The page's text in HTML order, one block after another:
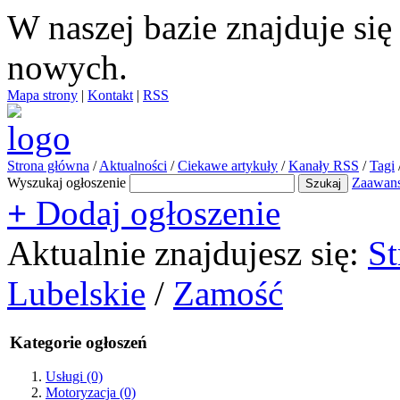
W naszej bazie znajduje się
nowych.
Mapa strony | Kontakt | RSS
Strona główna / Aktualności / Ciekawe artykuły / Kanały RSS / Tagi
Wyszukaj ogłoszenie
+ Dodaj ogłoszenie
Aktualnie znajdujesz się:
Lubelskie / Zamość
Kategorie ogłoszeń
Usługi (0)
Motoryzacja (0)